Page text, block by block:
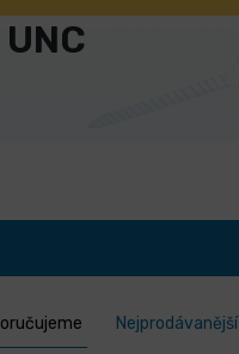
Nejprodávanější